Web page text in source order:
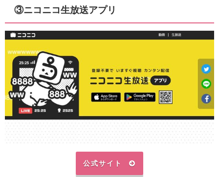
③ニコニコ生放送アプリ
公式サイト